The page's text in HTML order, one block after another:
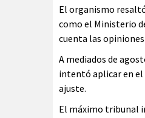
El organismo
como el Ministerio
cuenta las
A mediados de
intentó aplicar en el
ajuste.
El máximo tribunal